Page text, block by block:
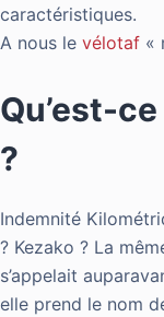
caractéristiques.
A nous le vélotaf «
Qu’est-
?
Indemnité
? Kezako ? La
s’appelait
elle prend le nom